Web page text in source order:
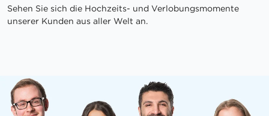
Sehen Sie sich die Hochzeits- und Verlobungsmomente
unserer Kunden aus aller Welt an.